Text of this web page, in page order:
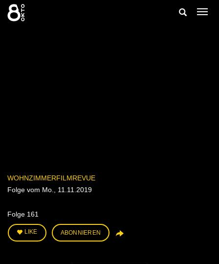
Zum
Inhalt
springen
Suche
WOHNZIMMERFILMREVUE
Folge vom Mo., 11.11.2019
Folge 161
LIKE ABONNIEREN